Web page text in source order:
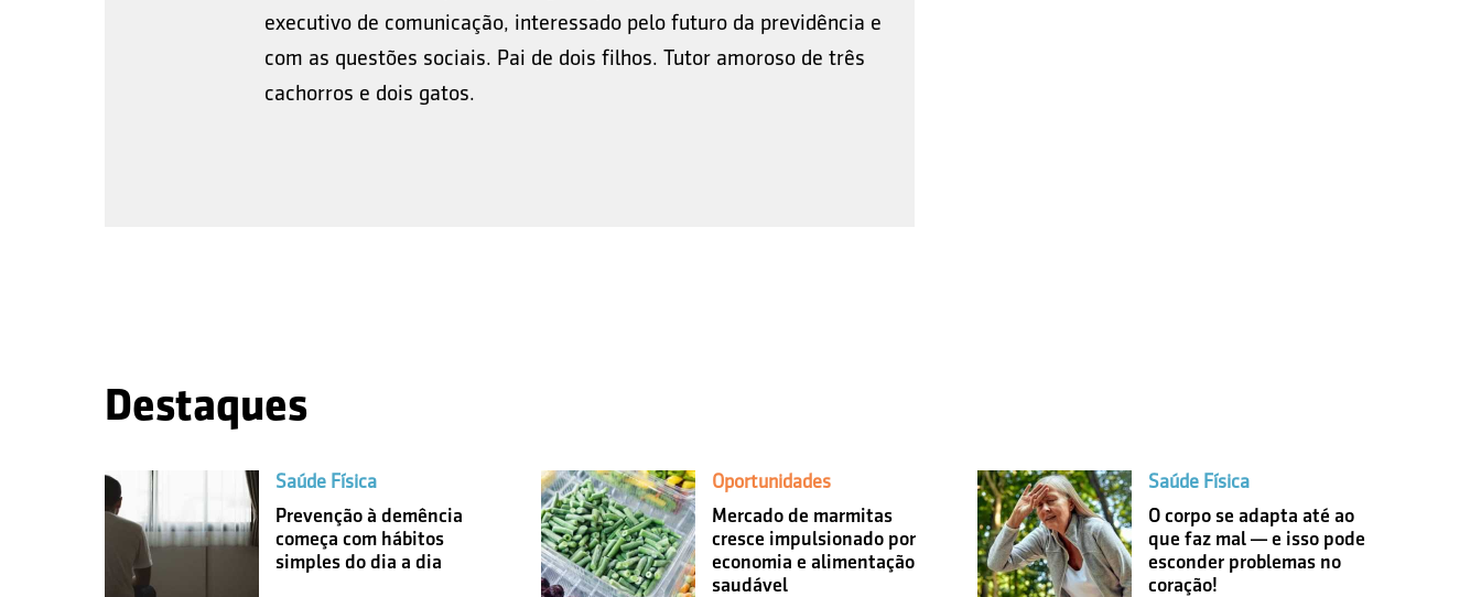
executivo de comunicação, interessado pelo futuro da previdência e
com as questões sociais. Pai de dois filhos. Tutor amoroso de três
cachorros e dois gatos.
Destaques
Saúde Física
Prevenção à demência
começa com hábitos
simples do dia a dia
Oportunidades
Mercado de marmitas
cresce impulsionado por
economia e alimentação
saudável
Saúde Física
O corpo se adapta até ao
que faz mal — e isso pode
esconder problemas no
coração!